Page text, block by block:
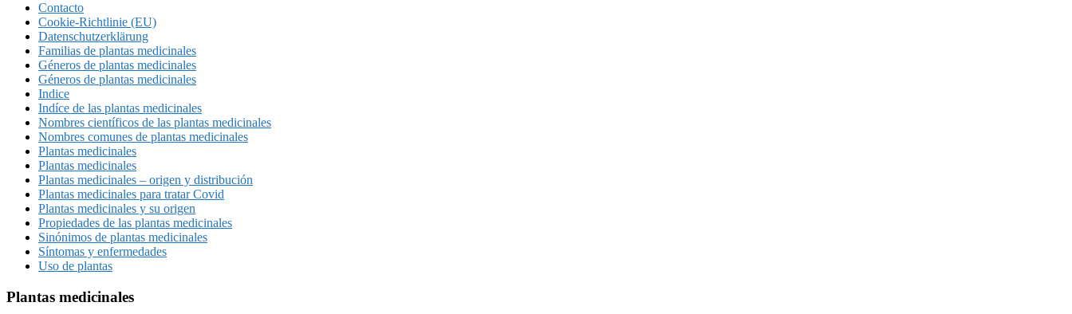
Contacto
Cookie-Richtlinie (EU)
Datenschutzerklärung
Familias de plantas medicinales
Géneros de plantas medicinales
Géneros de plantas medicinales
Indice
Indíce de las plantas medicinales
Nombres científicos de las plantas medicinales
Nombres comunes de plantas medicinales
Plantas medicinales
Plantas medicinales
Plantas medicinales – origen y distribución
Plantas medicinales para tratar Covid
Plantas medicinales y su origen
Propiedades de las plantas medicinales
Sinónimos de plantas medicinales
Síntomas y enfermedades
Uso de plantas
Plantas medicinales